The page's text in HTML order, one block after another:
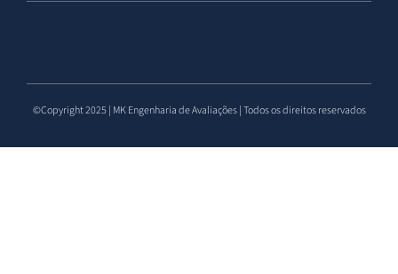
©Copyright 2025 | MK Engenharia de Avaliações | Todos os direitos reservados